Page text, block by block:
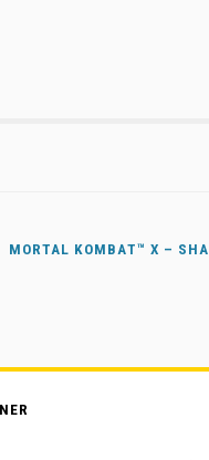
MORTAL KOMBAT™ X –